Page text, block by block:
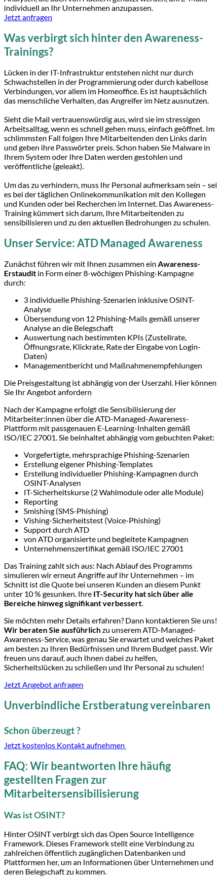
individuell an Ihr Unternehmen anzupassen.
Jetzt anfragen
Was verbirgt sich hinter den Awareness-
Trainings?
Lücken in der IT-Infrastruktur entstehen nicht nur durch
Schwachstellen in der Programmierung oder durch kabellose
Verbindungen, vor allem im Homeoffice. Es ist hauptsächlich
das menschliche Verhalten, das Angreifer im Netz ausnutzen.
Sieht die Mail vertrauenswürdig aus, wird sie im stressigen
Arbeitsalltag, wenn es schnell gehen muss, einfach geöffnet. Im
schlimmsten Fall folgen Ihre Mitarbeitenden den Links darin
und geben ihre Passwörter preis. Schon haben Sie Malware in
Ihrem System oder Ihre Daten werden gestohlen und
veröffentliche (geleakt).
Um das zu verhindern, muss Ihr Personal aufmerksam sein – sei
es bei der täglichen Onlinekommunikation mit den Kollegen
und Kunden oder bei Recherchen im Internet. Das Awareness-
Training kümmert sich darum, Ihre Mitarbeitenden zu
sensibilisieren und zu den aktuellen Bedrohungen zu schulen.
Unser Service: ATD Managed Awareness
Zunächst führen wir mit Ihnen zusammen ein Awareness-
Erstaudit in Form einer 8-wöchigen Phishing-Kampagne
durch:
3 individuelle Phishing-Szenarien inklusive OSINT-
Analyse
Übersendung von 12 Phishing-Mails gemäß unserer
Analyse an die Belegschaft
Auswertung nach bestimmten KPIs (Zustellrate,
Öffnungsrate, Klickrate, Rate der Eingabe von Login-
Daten)
Managementbericht und Maßnahmenempfehlungen
Die Preisgestaltung ist abhängig von der Userzahl. Hier können
Sie Ihr Angebot anfordern
Nach der Kampagne erfolgt die Sensibilisierung der
Mitarbeiter:innen über dieATD-Managed-Awareness-
Plattform mit passgenauen E-Learning-Inhalten gemäß
ISO/IEC 27001. Sie beinhaltet abhängig vom gebuchten Paket:
Vorgefertigte, mehrsprachige Phishing-Szenarien
Erstellung eigener Phishing-Templates
Erstellung individueller Phishing-Kampagnen durch
OSINT-Analysen
IT-Sicherheitskurse (2 Wahlmodule oder alle Module)
Reporting
Smishing (SMS-Phishing)
Vishing-Sicherheitstest (Voice-Phishing)
Support durch ATD
von ATD organisierte und begleitete Kampagnen
Unternehmenszertifikat gemäß ISO/IEC 27001
Das Training zahlt sich aus: Nach Ablauf des Programms
simulieren wir erneut Angriffe auf Ihr Unternehmen – im
Schnitt ist die Quote bei unseren Kunden an diesem Punkt
unter 10 % gesunken. Ihre IT-Security hat sichüber alle
Bereiche hinwegsignifikant verbessert.
Sie möchten mehr Details erfahren? Dann kontaktieren Sie uns!
Wir beraten Sie ausführlichzu unserem ATD-Managed-
Awareness-Service, was genau Sie erwartet und welches Paket
am besten zu Ihren Bedürfnissen und Ihrem Budget passt. Wir
freuen uns darauf, auch Ihnen dabei zu helfen,
Sicherheitslücken zu schließen und Ihr Personal zu schulen!
Jetzt Angebot anfragen
Unverbindliche Erstberatung vereinbaren
Schon überzeugt ?
Jetzt kostenlos Kontakt aufnehmen
FAQ: Wir beantworten Ihre häufig
gestellten Fragen zur
Mitarbeitersensibilisierung
Was ist OSINT?
Hinter OSINT verbirgt sich das Open Source Intelligence
Framework. Dieses Framework stellt eine Verbindung zu
zahlreichen öffentlich zugänglichen Datenbanken und
Plattformen her, um an Informationen über Unternehmen und
deren Belegschaft zu kommen.